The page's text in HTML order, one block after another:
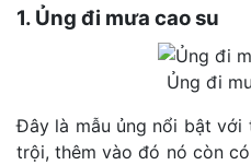
1. Ủng đi mưa cao su
Ủng đi
Đây là mẫu ủng nổi bật với
trội, thêm vào đó nó còn